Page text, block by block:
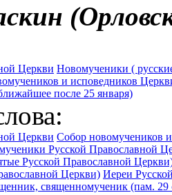
Церкви Новомученики (
и исповедников
после 25 января)
Церкви Собор новомучеников
Русской Православной
Русской Православной
Церкви) Иереи
священномученик (пам.